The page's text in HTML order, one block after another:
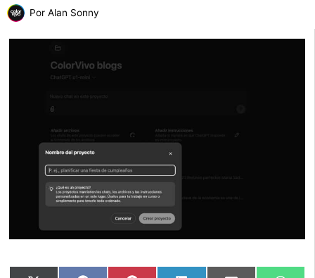
Por Alan Sonny